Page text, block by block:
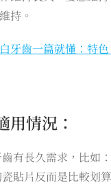
持。
牙齒一篇就懂：特
用情況：
有長久需求，比如
貼片反而是比較划